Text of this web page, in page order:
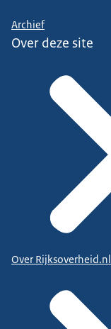
Archief
Over deze site
Over Rijksoverheid.nl